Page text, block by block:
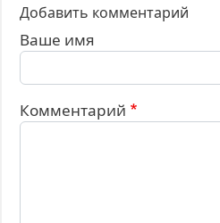
Добавить комментарий
Ваше имя
Комментарий